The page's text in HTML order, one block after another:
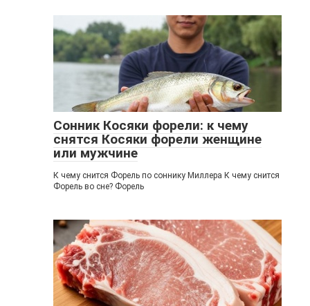
Сонник Косяки форели: к чему
снятся Косяки форели женщине
или мужчине
К чему снится Форель по соннику Миллера К чему снится
Форель во сне? Форель